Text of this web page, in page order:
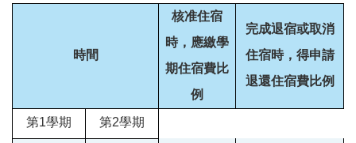
時間
核准住宿
時，應繳學
期住宿費比
例
完成退宿或取消
住宿時，得申請
退還住宿費比例
第1學期 第2學期